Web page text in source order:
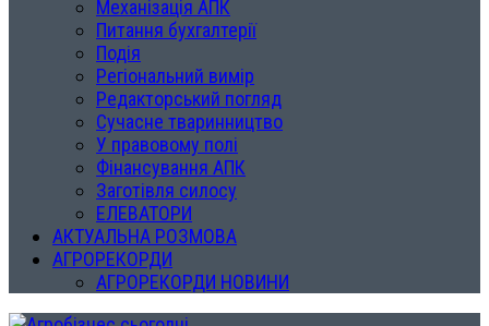
Механізація АПК
Питання бухгалтерії
Подія
Регіональний вимір
Редакторський погляд
Сучасне тваринництво
У правовому полі
Фінансування АПК
Заготівля силосу
ЕЛЕВАТОРИ
АКТУАЛЬНА РОЗМОВА
АГРОРЕКОРДИ
АГРОРЕКОРДИ НОВИНИ